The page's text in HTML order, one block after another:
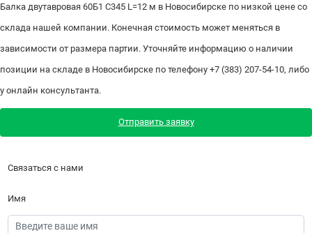
Балка двутавровая 60Б1 С345 L=12 м в Новосибирске по низкой цене со
склада нашей компании. Конечная стоимость может меняться в
зависимости от размера партии. Уточняйте информацию о наличии
позиции на складе в Новосибирске по телефону +7 (383) 207-54-10, либо
у онлайн консультанта.
Отправить заявку
Связаться с нами
Имя